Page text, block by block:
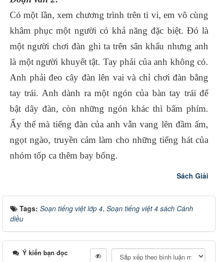
Có một lần, xem chương trình trên ti vi, em vô cùng
khâm phục một người có khả năng đặc biệt. Đó là
một người chơi đàn ghi ta trên sân khấu nhưng anh
là một người khuyết tật. Tay phải của anh không có.
Anh phải đeo cây đàn lên vai và chỉ chơi đàn bằng
tay trái. Anh dành ra một ngón của bàn tay trái để
bật dây đàn, còn những ngón khác thì bấm phím.
Ấy thế mà tiếng đàn của anh vẫn vang lên đầm ấm,
ngọt ngào, truyền cảm làm cho những tiếng hát của
nhóm tốp ca thêm bay bổng.
Sách Giải
Tags: Soạn tiếng việt lớp 4, Soạn tiếng việt 4 sách Cánh
diều
Ý kiến bạn đọc